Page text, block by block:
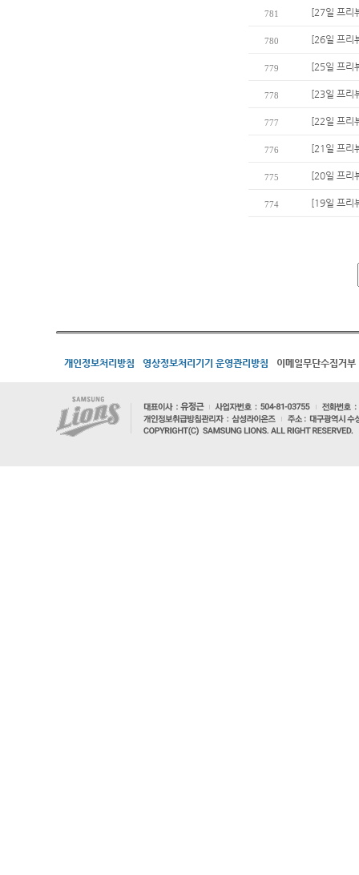
781 [27일 프리
780 [26일 프리
779 [25일 프리
778 [23일 프리
777 [22일 프리
776 [21일 프리
775 [20일 프리
774 [19일 프리
개인정보처리방침 영상정보처리기기 운영관리방침 이메일무단수집거부